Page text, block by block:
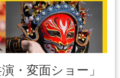
・変面ショー」